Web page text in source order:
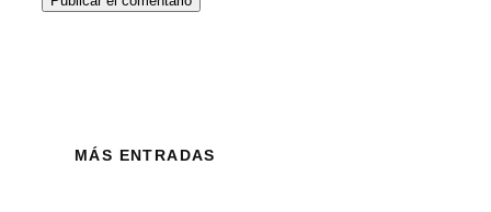
MÁS ENTRADAS